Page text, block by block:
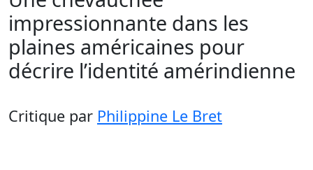
impressionnante dans les
plaines américaines pour
décrire l’identité amérindienne
Critique par Philippine Le Bret